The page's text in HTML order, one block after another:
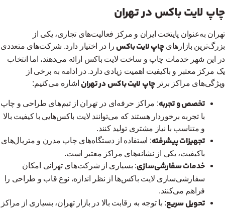
لایت باکس در تهران
به‌عنوان پایتخت ایران و مرکز فعالیت‌های تجاری، یکی از
بازارهایچاپ لایت باکسرا در اختیار دارد. شرکت‌های متعددی
این شهر خدمات چاپ و ساخت لایت باکس ارائه می‌دهند، اما انتخاب
مرکز معتبر و باکیفیت اهمیت زیادی دارد. در ادامه به برخی از
مراکز برترچاپ لایت باکس در تهراناشاره می‌کنیم:
تخصص و تجربه: مراکز حرفه‌ای در تهران از تیم‌های طراحی و چاپ
با تجربه برخوردار هستند که می‌توانند لایت باکس‌هایی با کیفیت بالا
و متناسب با نیاز مشتری تولید کنند.
تجهیزات پیشرفته: استفاده از دستگاه‌های چاپ مدرن و متریال‌های
باکیفیت، یکی از نشانه‌های مراکز معتبر است.
خدمات سفارشی‌سازی: بسیاری از شرکت‌های تهرانی امکان
سفارشی‌سازی لایت باکس‌ها از نظر اندازه، نوع قاب و طراحی را
فراهم می‌کنند.
تحویل سریع: با توجه به رقابت بالا در بازار تهران، بسیاری از مراکز